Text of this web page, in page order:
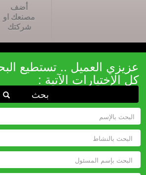
أضف
مصنعك او
شركتك
عزيزي العميل .. تستطيع
كل الإختيارات الآتية :